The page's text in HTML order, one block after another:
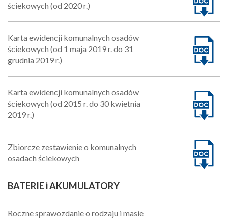
ściekowych (od 2020 r.)
Karta ewidencji komunalnych osadów
ściekowych (od 1 maja 2019 r. do 31
grudnia 2019 r.)
Karta ewidencji komunalnych osadów
ściekowych (od 2015 r. do 30 kwietnia
2019 r.)
Zbiorcze zestawienie o komunalnych
osadach ściekowych
BATERIE i AKUMULATORY
Roczne sprawozdanie o rodzaju i masie